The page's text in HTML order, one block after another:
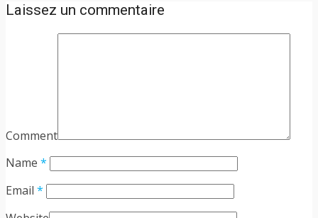
Laissez un commentaire
Comment
Name *
Email *